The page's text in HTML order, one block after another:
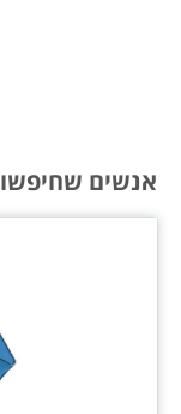
אנשים